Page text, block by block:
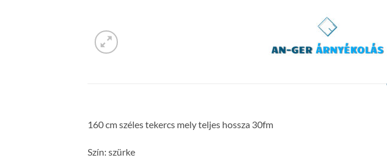
160 cm széles tekercs mely teljes hossza 30fm
Szín: szürke